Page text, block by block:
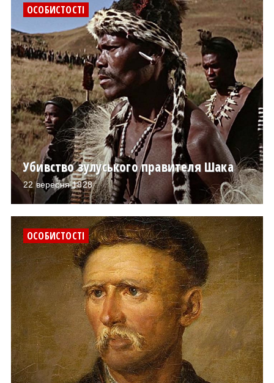
ОСОБИСТОСТІ
Убивство зулуського правителя Шака
22 вересня 1828
ОСОБИСТОСТІ